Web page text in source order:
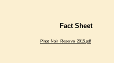
Fact Sheet
Pinot_Noir_Reserve_2015.pdf